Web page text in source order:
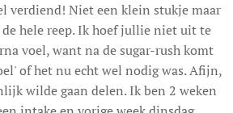
verdiend! Niet een klein stukje maar
hele reep. Ik hoef jullie niet uit te
voel, want na de sugar-rush komt
of het nu echt wel nodig was. Afijn,
wilde gaan delen. Ik ben 2 weken